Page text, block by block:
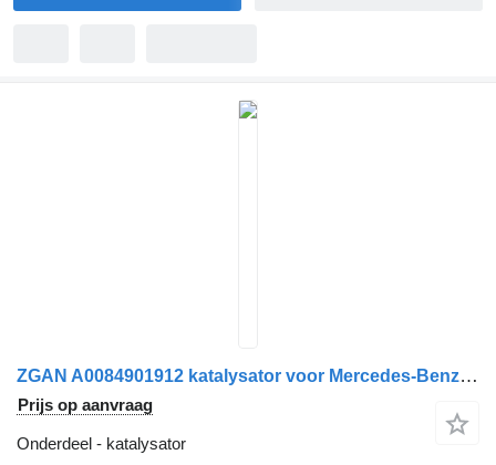
ZGAN A0084901912 katalysator voor Mercedes-Benz Antos vrachtwagen
Prijs op aanvraag
Onderdeel - katalysator